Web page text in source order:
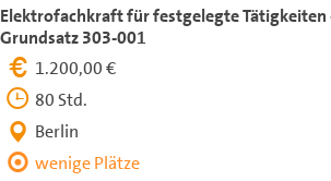
Elektrofachkraft für festgelegte Tätigkeiten
Grundsatz 303-001
1.200,00 €
80 Std.
Berlin
wenige Plätze